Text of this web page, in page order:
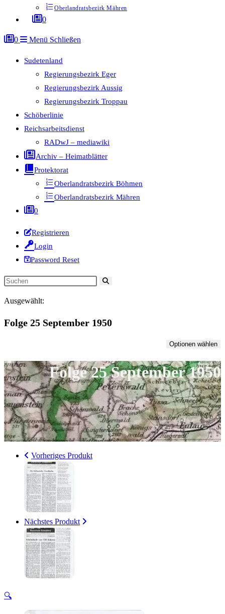
Oberlandratsbezirk Mähren
0
0 Menü Schließen
Sudetenland
Regierungsbezirk Eger
Regierungsbezirk Aussig
Regierungsbezirk Troppau
Schöberlinie
Reichsarbeitsdienst
RADwJ – mediawiki
Archiv – Heimatblätter
Protektorat
Oberlandratsbezirk Böhmen
Oberlandratsbezirk Mähren
0
Registrieren
Login
Password Reset
Diese
durchsuchen
Ausgewählt:
Folge 25 September 1950
Optionen wählen
Folge 25 September 1950
Vorheriges Produkt
Nächstes Produkt
🔍